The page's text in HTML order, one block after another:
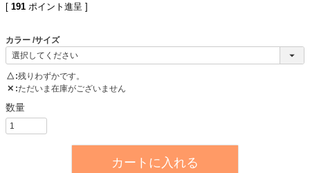
[ 191 ポイント進呈 ]
カラー サイズ
△ 残りわずかです。
✕ ただいま在庫がございません
カートに入れる